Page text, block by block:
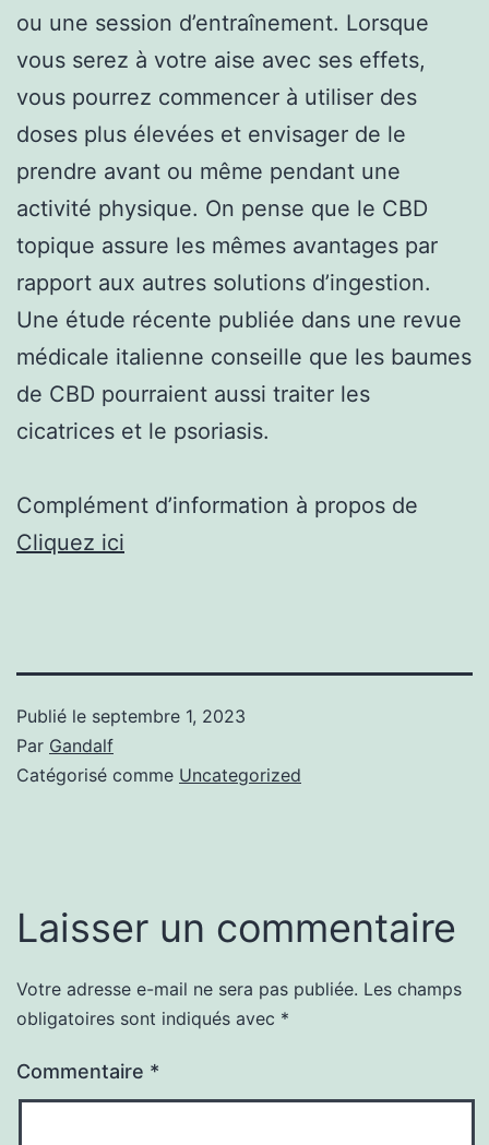
ou une session d’entraînement. Lorsque
vous serez à votre aise avec ses effets,
vous pourrez commencer à utiliser des
doses plus élevées et envisager de le
prendre avant ou même pendant une
activité physique. On pense que le CBD
topique assure les mêmes avantages par
rapport aux autres solutions d’ingestion.
Une étude récente publiée dans une revue
médicale italienne conseille que les baumes
de CBD pourraient aussi traiter les
cicatrices et le psoriasis.
Complément d’information à propos de
Cliquez ici
Publié le septembre 1, 2023
Par Gandalf
Catégorisé comme Uncategorized
Laisser un commentaire
Votre adresse e-mail ne sera pas publiée. Les champs
obligatoires sont indiqués avec *
Commentaire *